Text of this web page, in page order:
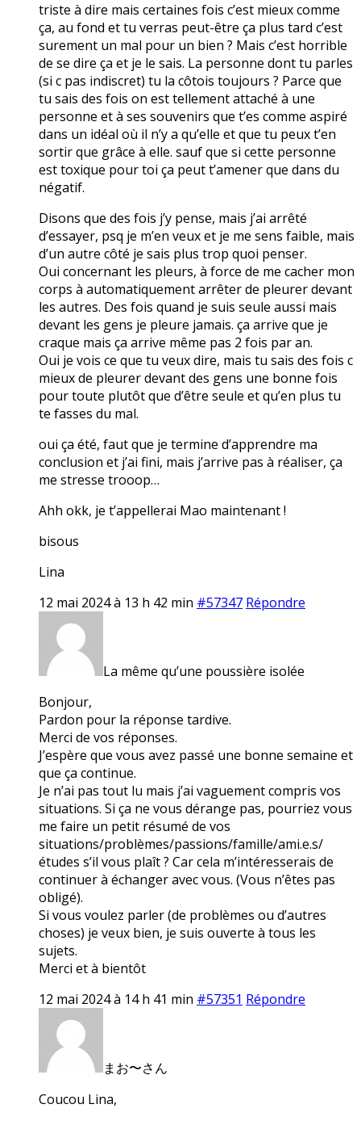
triste à dire mais certaines fois c’est mieux comme
ça, au fond et tu verras peut-être ça plus tard c’est
surement un mal pour un bien ? Mais c’est horrible
de se dire ça et je le sais. La personne dont tu parles
(si c pas indiscret) tu la côtois toujours ? Parce que
tu sais des fois on est tellement attaché à une
personne et à ses souvenirs que t’es comme aspiré
dans un idéal où il n’y a qu’elle et que tu peux t’en
sortir que grâce à elle. sauf que si cette personne
est toxique pour toi ça peut t’amener que dans du
négatif.
Disons que des fois j’y pense, mais j’ai arrêté
d’essayer, psq je m’en veux et je me sens faible, mais
d’un autre côté je sais plus trop quoi penser.
Oui concernant les pleurs, à force de me cacher mon
corps à automatiquement arrêter de pleurer devant
les autres. Des fois quand je suis seule aussi mais
devant les gens je pleure jamais. ça arrive que je
craque mais ça arrive même pas 2 fois par an.
Oui je vois ce que tu veux dire, mais tu sais des fois c
mieux de pleurer devant des gens une bonne fois
pour toute plutôt que d’être seule et qu’en plus tu
te fasses du mal.
oui ça été, faut que je termine d’apprendre ma
conclusion et j’ai fini, mais j’arrive pas à réaliser, ça
me stresse trooop…
Ahh okk, je t’appellerai Mao maintenant !
bisous
Lina
12 mai 2024 à 13 h 42 min #57347 Répondre
La même qu’une poussière isolée
Bonjour,
Pardon pour la réponse tardive.
Merci de vos réponses.
J’espère que vous avez passé une bonne semaine et
que ça continue.
Je n’ai pas tout lu mais j’ai vaguement compris vos
situations. Si ça ne vous dérange pas, pourriez vous
me faire un petit résumé de vos
situations/problèmes/passions/famille/ami.e.s/
études s’il vous plaît ? Car cela m’intéresserais de
continuer à échanger avec vous. (Vous n’êtes pas
obligé).
Si vous voulez parler (de problèmes ou d’autres
choses) je veux bien, je suis ouverte à tous les
sujets.
Merci et à bientôt
12 mai 2024 à 14 h 41 min #57351 Répondre
まお〜さん
Coucou Lina,